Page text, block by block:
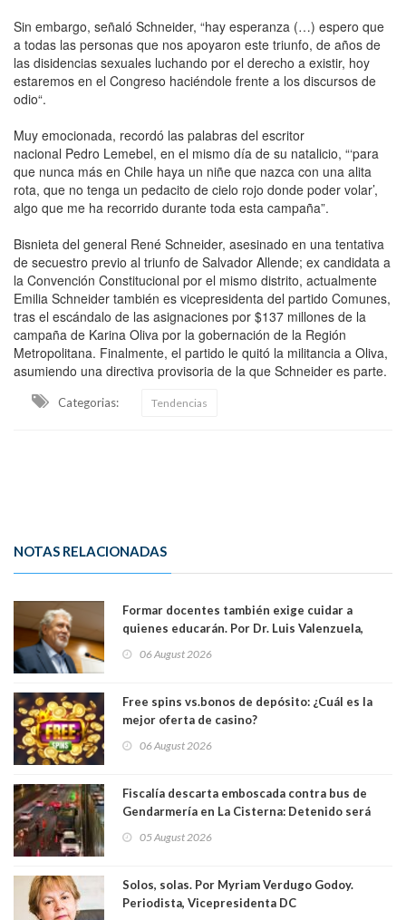
Sin embargo, señaló Schneider, “hay esperanza (…) espero que
a todas las personas que nos apoyaron este triunfo, de años de
las disidencias sexuales luchando por el derecho a existir, hoy
estaremos en el Congreso haciéndole frente a los discursos de
odio“.
Muy emocionada, recordó las palabras del escritor
nacional Pedro Lemebel, en el mismo día de su natalicio, “‘para
que nunca más en Chile haya un niñe que nazca con una alita
rota, que no tenga un pedacito de cielo rojo donde poder volar’,
algo que me ha recorrido durante toda esta campaña”.
Bisnieta del general René Schneider, asesinado en una tentativa
de secuestro previo al triunfo de Salvador Allende; ex candidata a
la Convención Constitucional por el mismo distrito, actualmente
Emilia Schneider también es vicepresidenta del partido Comunes,
tras el escándalo de las asignaciones por $137 millones de la
campaña de Karina Oliva por la gobernación de la Región
Metropolitana. Finalmente, el partido le quitó la militancia a Oliva,
asumiendo una directiva provisoria de la que Schneider es parte.
Categorias: Tendencias
NOTAS RELACIONADAS
Formar docentes también exige cuidar a
quienes educarán. Por Dr. Luis Valenzuela,
Académicos U. Católica Silva Henríquez
06 August 2026
Free spins vs.bonos de depósito: ¿Cuál es la
mejor oferta de casino?
06 August 2026
Fiscalía descarta emboscada contra bus de
Gendarmería en La Cisterna: Detenido será
05 August 2026
Solos, solas. Por Myriam Verdugo Godoy.
Periodista, Vicepresidenta DC